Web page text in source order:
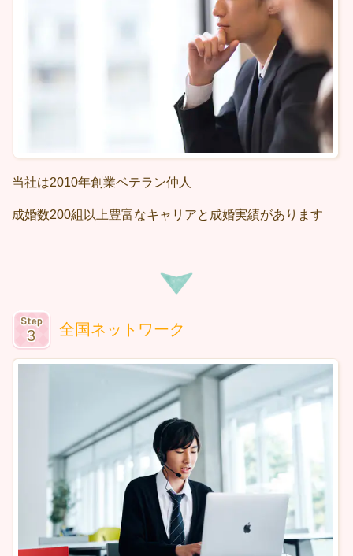
当社は2010年創業ベテラン仲人
成婚数200組以上豊富なキャリアと成婚実績があります
全国ネットワーク